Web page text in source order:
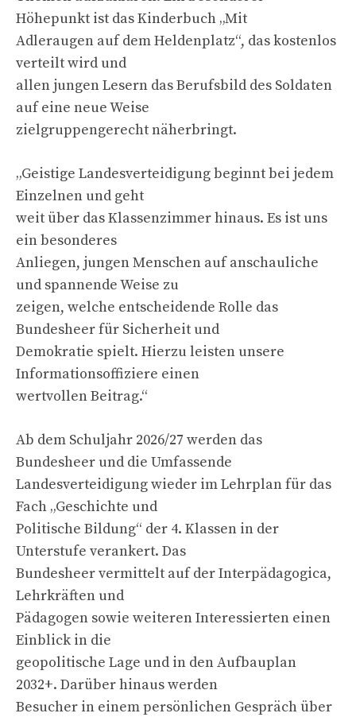
Höhepunkt ist das Kinderbuch „Mit
Adleraugen auf dem Heldenplatz“, das kostenlos
verteilt wird und
allen jungen Lesern das Berufsbild des Soldaten
auf eine neue Weise
zielgruppengerecht näherbringt.
„Geistige Landesverteidigung beginnt bei jedem
Einzelnen und geht
weit über das Klassenzimmer hinaus. Es ist uns
ein besonderes
Anliegen, jungen Menschen auf anschauliche
und spannende Weise zu
zeigen, welche entscheidende Rolle das
Bundesheer für Sicherheit und
Demokratie spielt. Hierzu leisten unsere
Informationsoffiziere einen
wertvollen Beitrag.“
Ab dem Schuljahr 2026/27 werden das
Bundesheer und die Umfassende
Landesverteidigung wieder im Lehrplan für das
Fach „Geschichte und
Politische Bildung“ der 4. Klassen in der
Unterstufe verankert. Das
Bundesheer vermittelt auf der Interpädagogica,
Lehrkräften und
Pädagogen sowie weiteren Interessierten einen
Einblick in die
geopolitische Lage und in den Aufbauplan
2032+. Darüber hinaus werden
Besucher in einem persönlichen Gespräch über